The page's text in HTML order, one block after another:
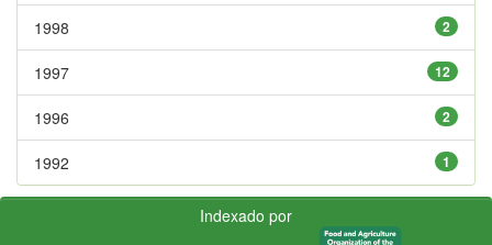
2
1998
12
1997
2
1996
1
1992
Indexado por